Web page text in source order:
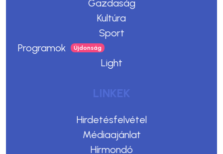
Gazdaság
Kultúra
Sport
Programok
Light
LINKEK
Hirdetésfelvétel
Médiaajánlat
Hírmondó